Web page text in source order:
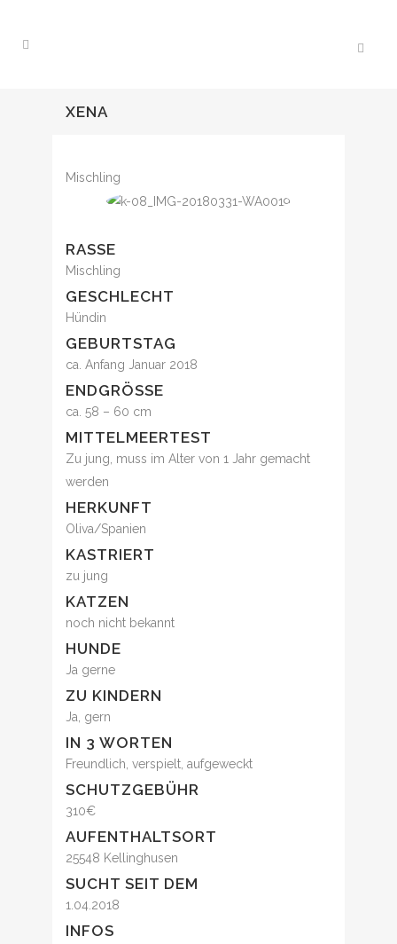
XENA
Mischling
RASSE
Mischling
GESCHLECHT
Hündin
GEBURTSTAG
ca. Anfang Januar 2018
ENDGRÖSSE
ca. 58 – 60 cm
MITTELMEERTEST
Zu jung, muss im Alter von 1 Jahr gemacht
werden
HERKUNFT
Oliva/Spanien
KASTRIERT
zu jung
KATZEN
noch nicht bekannt
HUNDE
Ja gerne
ZU KINDERN
Ja, gern
IN 3 WORTEN
Freundlich, verspielt, aufgeweckt
SCHUTZGEBÜHR
310€
AUFENTHALTSORT
25548 Kellinghusen
SUCHT SEIT DEM
1.04.2018
INFOS